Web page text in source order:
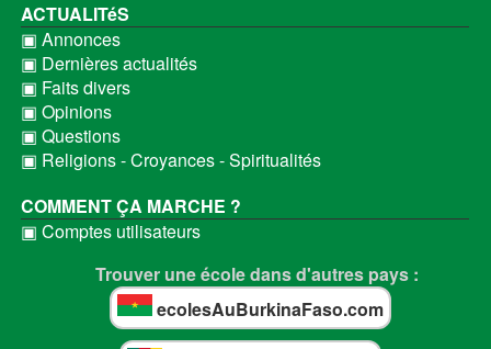
ACTUALITéS
▣ Annonces
▣ Dernières actualités
▣ Faits divers
▣ Opinions
▣ Questions
▣ Religions - Croyances - Spiritualités
COMMENT ÇA MARCHE ?
▣ Comptes utilisateurs
Trouver une école dans d'autres pays :
ecolesAuBurkinaFaso.com